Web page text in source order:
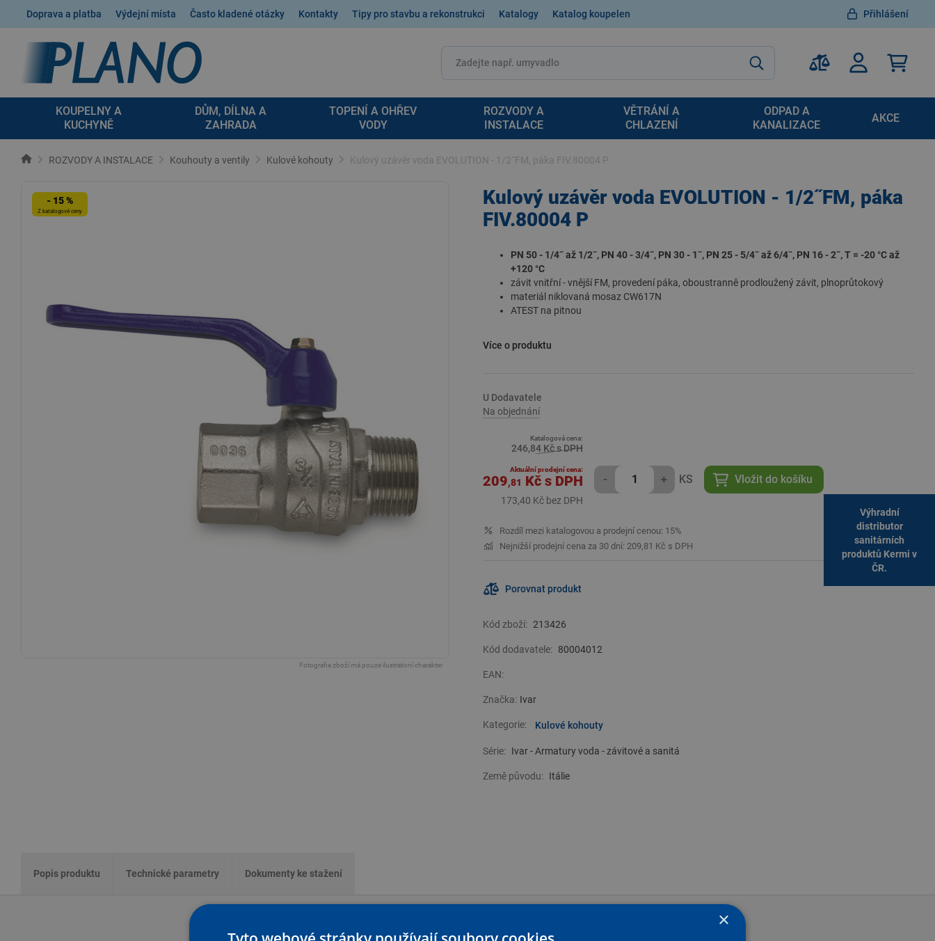
Doprava a platba Výdejní místa Často kladené otázky Kontakty Tipy pro stavbu a rekonstrukci Katalogy Katalog koupelen Přihlášení
KOUPELNY A
KUCHYNĚ
DŮM, DÍLNA A
ZAHRADA
TOPENÍ A OHŘEV
VODY
ROZVODY A
INSTALACE
VĚTRÁNÍ A
CHLAZENÍ
ODPAD A
KANALIZACE
AKCE
ROZVODY A INSTALACE Kouhouty a ventily Kulové kohouty Kulový uzávěr voda EVOLUTION - 1/2˝FM, páka FIV.80004 P
- 15 %
Z katalogové ceny
Fotografie zboží má pouze ilustrativní charakter
Kulový uzávěr voda EVOLUTION - 1/2˝FM, páka
FIV.80004 P
PN 50 - 1/4˝ až 1/2˝, PN 40 - 3/4˝, PN 30 - 1˝, PN 25 - 5/4˝ až 6/4˝, PN 16 - 2˝, T = -20 °C až
+120 °C
závit vnitřní - vnější FM, provedení páka, oboustranně prodloužený závit, plnoprůtokový
materiál niklovaná mosaz CW617N
ATEST na pitnou
Více o produktu
U Dodavatele
Na objednání
Katalogová cena:
246,84 Kč s DPH
Aktuální prodejní cena:
209,81 Kč s DPH
173,40 Kč bez DPH
- + KS Vložit do košíku
Rozdíl mezi katalogovou a prodejní cenou: 15%
Nejnižší prodejní cena za 30 dní: 209,81 Kč s DPH
Porovnat produkt
Kód zboží: 213426
Kód dodavatele: 80004012
EAN:
Značka: Ivar
Kategorie: Kulové kohouty
Série: Ivar - Armatury voda - závitové a sanitá
Země původu: Itálie
Popis produktu Technické parametry Dokumenty ke stažení
Výhradní
distributor
sanitárních
produktů Kermi v
ČR.
×